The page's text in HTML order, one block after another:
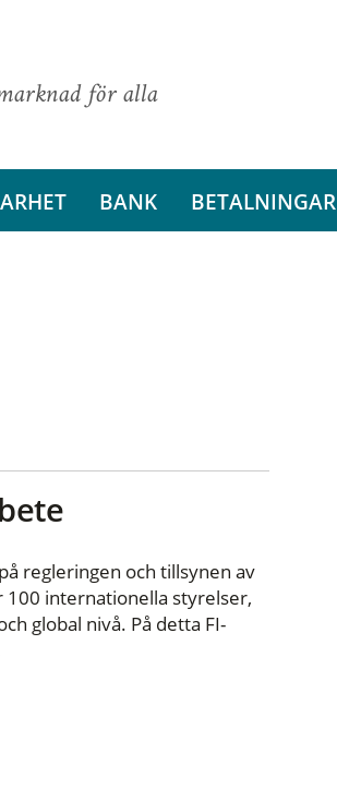
för alla
BANK BETALNINGAR
regleringen och tillsynen av
100 internationella styrelser,
global nivå. På detta FI-